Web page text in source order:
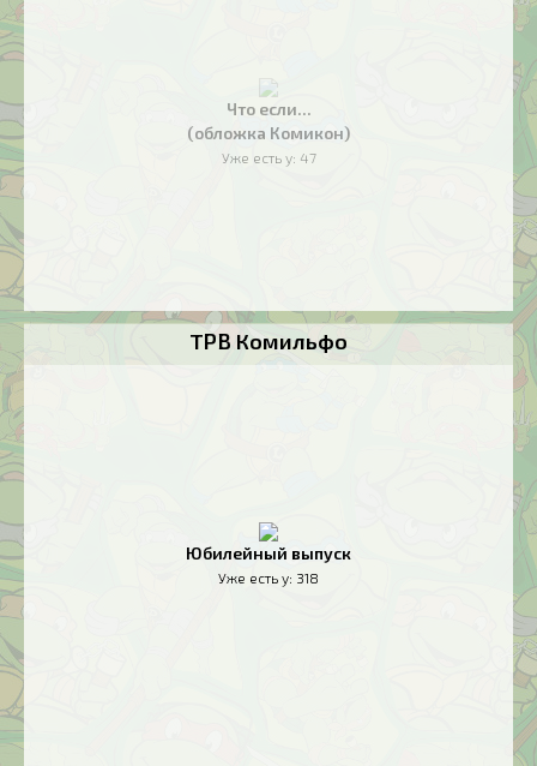
Что если...
(обложка Комикон)
Уже есть у: 47
TPB Комильфо
Юбилейный выпуск
Уже есть у: 318